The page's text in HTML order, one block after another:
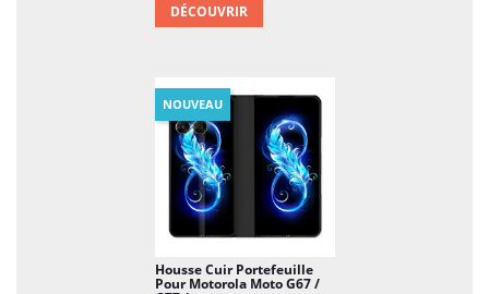
DÉCOUVRIR
Housse Cuir Portefeuille
Pour Motorola Moto G67 /
NOUVEAU